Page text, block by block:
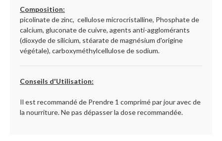
Composition:
picolinate de zinc, cellulose microcristalline, Phosphate de
calcium, gluconate de cuivre, agents anti-agglomérants
(dioxyde de silicium, stéarate de magnésium d'origine
végétale), carboxyméthylcellulose de sodium.
Conseils d'Utilisation:
Il est recommandé de Prendre 1 comprimé par jour avec de
la nourriture. Ne pas dépasser la dose recommandée.